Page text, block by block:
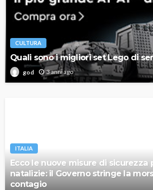
CULTURA
Quali sono i migliori set Lego di
god 3 anni ago
ITALIA
Ecco le nuove misure di sicurezza
natalizie: il Governo stringe la
contagio